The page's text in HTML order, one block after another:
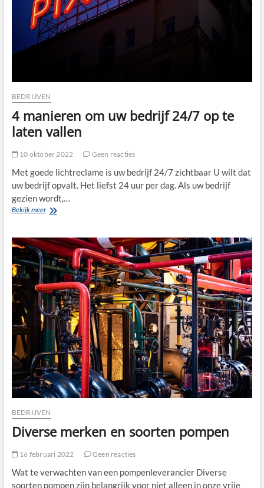
BEDRIJVEN
4 manieren om uw bedrijf 24/7 op te
laten vallen
10 oktober 2022 Geen reacties
Met goede lichtreclame is uw bedrijf 24/7 zichtbaar U wilt dat
uw bedrijf opvalt. Het liefst 24 uur per dag. Als uw bedrijf
gezien wordt,…
Bekijk meer4
uw
bedrijf
24/7
op
te
laten
vallen
BEDRIJVEN
Diverse merken en soorten pompen
16 februari 2022 Geen reacties
Wat te verwachten van een pompenleverancier Diverse
soorten pompen zijn belangrijk voor niet alleen in onze vrije